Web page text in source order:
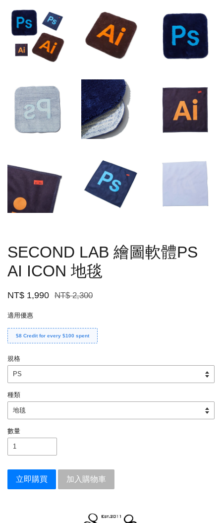
SECOND LAB 繪圖軟體PS
AI ICON 地毯
NT$ 1,990 NT$ 2,300
適用優惠
$8 Credit for every $100 spent
規格
種類
數量
立即購買 加入購物車